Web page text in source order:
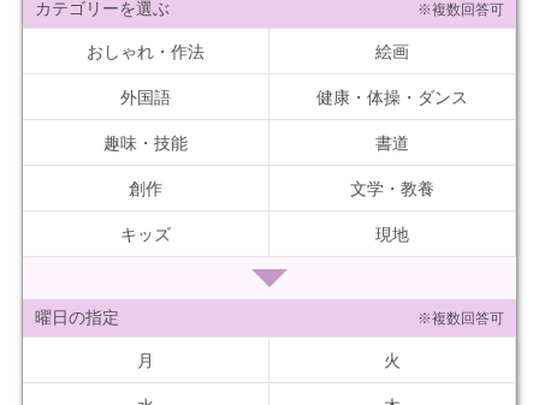
カテゴリーを選ぶ ※複数回答可
おしゃれ・作法 絵画
外国語 健康・体操・ダンス
趣味・技能 書道
創作 文学・教養
キッズ 現地
曜日の指定 ※複数回答可
月 火